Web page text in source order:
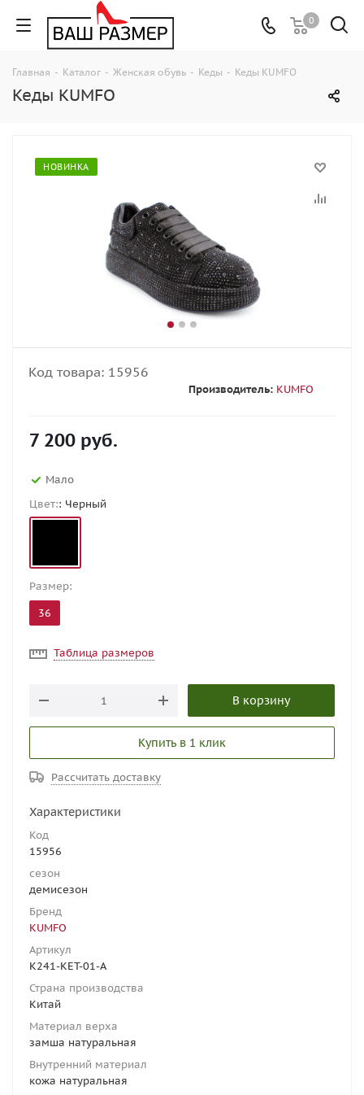
0
Главная - Каталог - Женская обувь - Кеды - Кеды KUMFO
Кеды KUMFO
НОВИНКА
Код товара: 15956
Производитель: KUMFO
7 200 руб.
Мало
Цвет:: Черный
Размер:
36
Таблица размеров
В корзину
Купить в 1 клик
Рассчитать доставку
Характеристики
Код
15956
сезон
демисезон
Бренд
KUMFO
Артикул
K241-KET-01-A
Страна производства
Китай
Материал верха
замша натуральная
Внутренний материал
кожа натуральная